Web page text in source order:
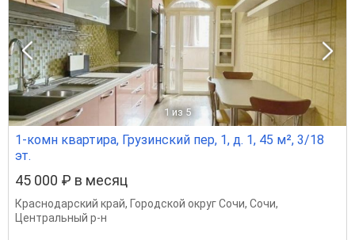
1 из 5
1-комн квартира, Грузинский пер, 1, д. 1, 45 м², 3/18
эт.
45 000 ₽ в месяц
Краснодарский край, Городской округ Сочи, Сочи,
Центральный р-н